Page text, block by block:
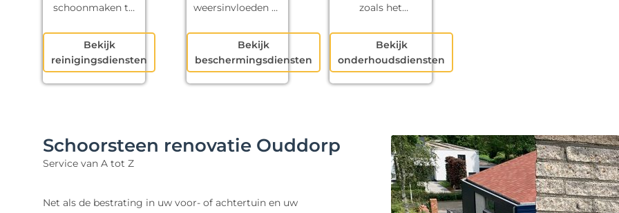
schoonmaken te
Bekijk
reinigingsdiensten
weersinvloeden te
Bekijk
beschermingsdiensten
zoals het
kapotte voegen
en klein
schilderwerk.
Bekijk
onderhoudsdiensten
Schoorsteen renovatie Ouddorp
Service van A tot Z
Net als de bestrating in uw voor- of achtertuin en uw